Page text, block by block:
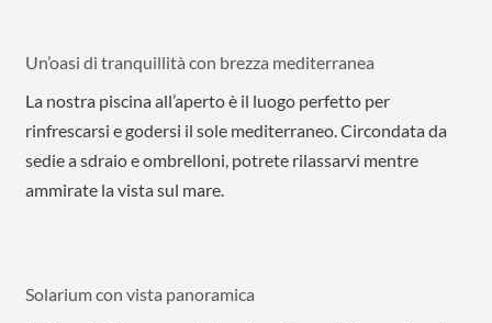
Un’oasi di tranquillità con brezza mediterranea
La nostra piscina all’aperto è il luogo perfetto per
rinfrescarsi e godersi il sole mediterraneo. Circondata da
sedie a sdraio e ombrelloni, potrete rilassarvi mentre
ammirate la vista sul mare.
Solarium con vista panoramica